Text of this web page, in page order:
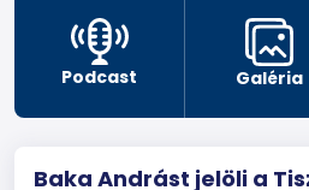
Podcast Galéria
Baka Andrást jelöli a